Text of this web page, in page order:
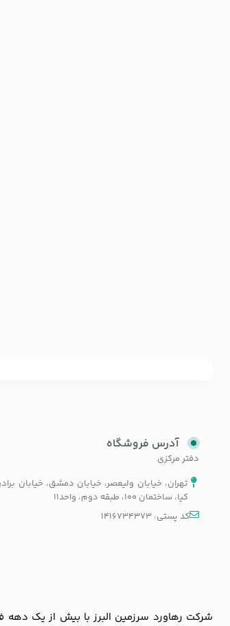
آدرس فروشگاه
دفتر مرکزی
تهران، خیابان ولیعصر، خیابان دمشق، خیابان
کیا، ساختمان 100، طبقه دوم، واحد11
کد پستی: 1416734373
شرکت رهاورد سرزمین البرز با بیش از یک دهه